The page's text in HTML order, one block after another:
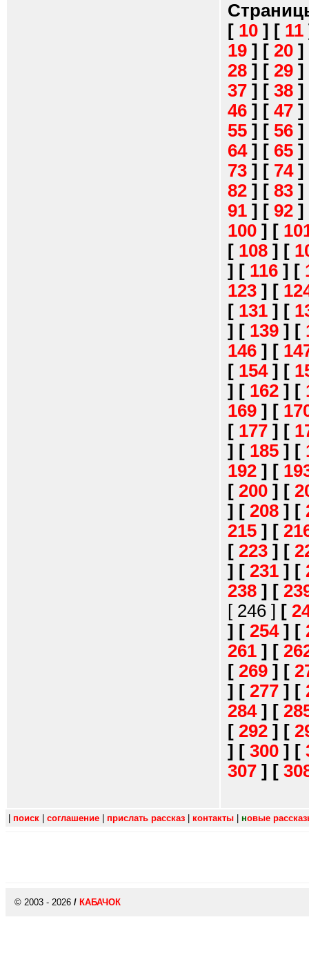
[ 10 ] [ 11
19 ] [ 20 ]
28 ] [ 29 ]
37 ] [ 38 ]
46 ] [ 47 ]
55 ] [ 56 ]
64] [ 65 ]
73 ] [ 74]
82 ] [ 83 ]
91 ] [ 92 ]
100 ] [
[ 108 ] [
] [ 116 ] [
123 ] [
[ 131 ] [
] [ 139 ] [
146 ] [
[ 154] [
] [ 162 ] [
169 ] [
[ 177 ] [
] [ 185 ] [
192 ] [
[ 200 ] [
] [ 208 ] [
215 ] [
[ 223 ] [
] [ 231 ] [
238 ] [
[ 246 ] [
] [ 254] [
261 ] [
[ 269 ] [
] [ 277 ] [
284] [
[ 292 ] [
] [ 300 ] [
307 ] [
поиск соглашение прислать рассказ контакты новые
© 2003 - 2026 / КАБАЧОК